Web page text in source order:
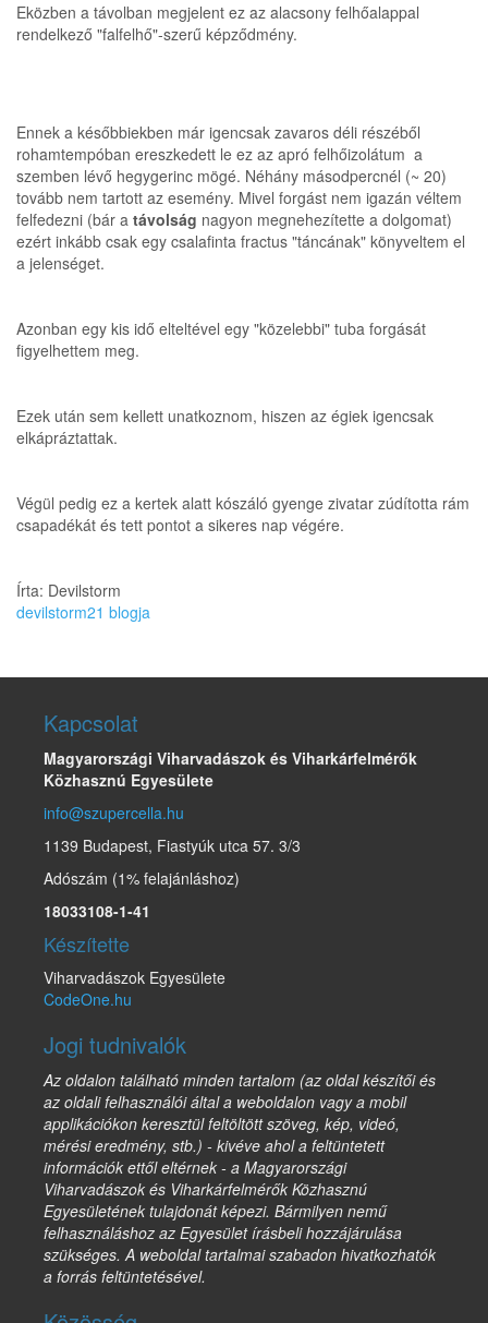
Eközben a távolban megjelent ez az alacsony felhőalappal
rendelkező "falfelhő"-szerű képződmény.
Ennek a későbbiekben már igencsak zavaros déli részéből
rohamtempóban ereszkedett le ez az apró felhőizolátum a
szemben lévő hegygerinc mögé. Néhány másodpercnél (~ 20)
tovább nem tartott az esemény. Mivel forgást nem igazán véltem
felfedezni (bár a távolság nagyon megnehezítette a dolgomat)
ezért inkább csak egy csalafinta fractus "táncának" könyveltem el
a jelenséget.
Azonban egy kis idő elteltével egy "közelebbi" tuba forgását
figyelhettem meg.
Ezek után sem kellett unatkoznom, hiszen az égiek igencsak
elkápráztattak.
Végül pedig ez a kertek alatt kószáló gyenge zivatar zúdította rám
csapadékát és tett pontot a sikeres nap végére.
Írta: Devilstorm
devilstorm21 blogja
Kapcsolat
Magyarországi Viharvadászok és Viharkárfelmérők
Közhasznú Egyesülete
info@szupercella.hu
1139 Budapest, Fiastyúk utca 57. 3/3
Adószám (1% felajánláshoz)
18033108-1-41
Készítette
Viharvadászok Egyesülete
CodeOne.hu
Jogi tudnivalók
Az oldalon található minden tartalom (az oldal készítői és
az oldali felhasználói által a weboldalon vagy a mobil
applikációkon keresztül feltöltött szöveg, kép, videó,
mérési eredmény, stb.) - kivéve ahol a feltüntetett
információk ettől eltérnek - a Magyarországi
Viharvadászok és Viharkárfelmérők Közhasznú
Egyesületének tulajdonát képezi. Bármilyen nemű
felhasználáshoz az Egyesület írásbeli hozzájárulása
szükséges. A weboldal tartalmai szabadon hivatkozhatók
a forrás feltüntetésével.